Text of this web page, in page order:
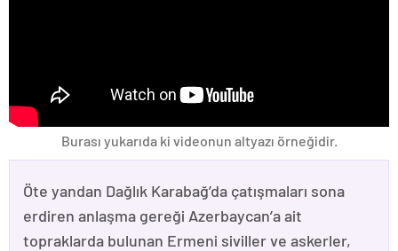
Burası yukarıda ki videonun altyazı örneğidir.
Öte yandan Dağlık Karabağ’da çatışmaları sona
erdiren anlaşma gereği Azerbaycan’a ait
topraklarda bulunan Ermeni siviller ve askerler,